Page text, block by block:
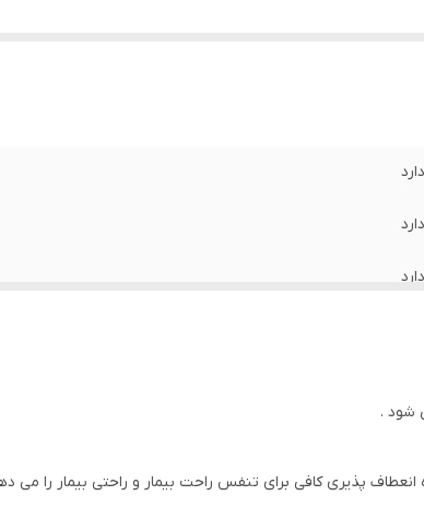
دارد
دارد
دارد
شود .
انعطاف پذیری کافی برای تنفس راحت بیمار و راحتی بیمار را می